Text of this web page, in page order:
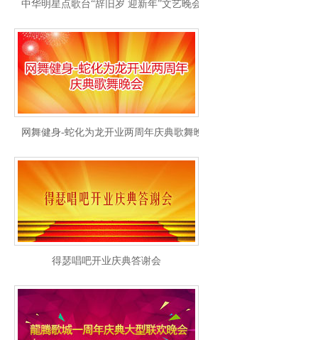
中华明星点歌台“辞旧岁 迎新年”文艺晚会
网舞健身-蛇化为龙开业两周年庆典歌舞晚会
得瑟唱吧开业庆典答谢会